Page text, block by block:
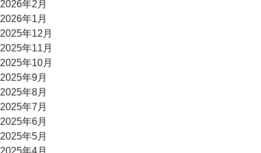
2026年2月
2026年1月
2025年12月
2025年11月
2025年10月
2025年9月
2025年8月
2025年7月
2025年6月
2025年5月
2025年4月